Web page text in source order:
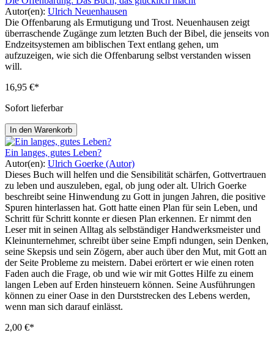
Autor(en): Ulrich Neuenhausen
Die Offenbarung als Ermutigung und Trost. Neuenhausen zeigt
überraschende Zugänge zum letzten Buch der Bibel, die jenseits von
Endzeitsystemen am biblischen Text entlang gehen, um
aufzuzeigen, wie sich die Offenbarung selbst verstanden wissen
will.
16,95 €*
Sofort lieferbar
In den Warenkorb
Ein langes, gutes Leben?
Autor(en): Ulrich Goerke (Autor)
Dieses Buch will helfen und die Sensibilität schärfen, Gottvertrauen
zu leben und auszuleben, egal, ob jung oder alt. Ulrich Goerke
beschreibt seine Hinwendung zu Gott in jungen Jahren, die positive
Spuren hinterlassen hat. Gott hatte einen Plan für sein Leben, und
Schritt für Schritt konnte er diesen Plan erkennen. Er nimmt den
Leser mit in seinen Alltag als selbständiger Handwerksmeister und
Kleinunternehmer, schreibt über seine Empfi ndungen, sein Denken,
seine Skepsis und sein Zögern, aber auch über den Mut, mit Gott an
der Seite Probleme zu meistern. Dabei erörtert er wie einen roten
Faden auch die Frage, ob und wie wir mit Gottes Hilfe zu einem
langen Leben auf Erden hinsteuern können. Seine Ausführungen
können zu einer Oase in den Durststrecken des Lebens werden,
wenn man sich darauf einlässt.
2,00 €*